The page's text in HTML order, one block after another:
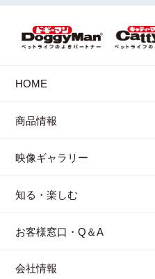
HOME
商品情報
映像ギャラリー
知る・楽しむ
お客様窓口・Q＆A
会社情報